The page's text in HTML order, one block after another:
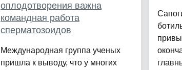
оплодотворения важна
командная работа
сперматозоидов
Международная группа ученых
пришла к выводу, что у многих